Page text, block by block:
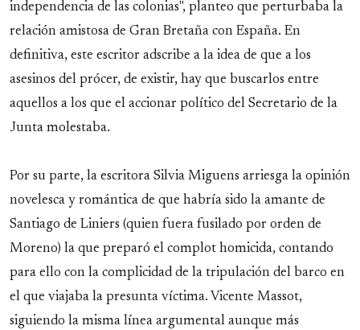
independencia de las colonias", planteo que perturbaba la
relación amistosa de Gran Bretaña con España. En
definitiva, este escritor adscribe a la idea de que a los
asesinos del prócer, de existir, hay que buscarlos entre
aquellos a los que el accionar político del Secretario de la
Junta molestaba.
Por su parte, la escritora Silvia Miguens arriesga la opinión
novelesca y romántica de que habría sido la amante de
Santiago de Liniers (quien fuera fusilado por orden de
Moreno) la que preparó el complot homicida, contando
para ello con la complicidad de la tripulación del barco en
el que viajaba la presunta víctima. Vicente Massot,
siguiendo la misma línea argumental aunque más